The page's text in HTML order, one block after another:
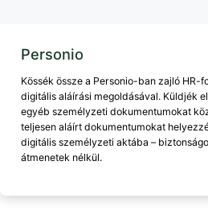
Personio
Kössék össze a Personio-ban zajló HR-
digitális aláírási megoldásával. Küldjék
egyéb személyzeti dokumentumokat
teljesen aláírt dokumentumokat
digitális személyzeti aktába –
átmenetek nélkül.